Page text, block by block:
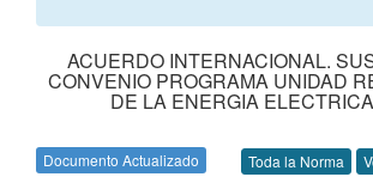
ACUERDO INTERNACIONAL.
CONVENIO PROGRAMA UNIDAD
DE LA ENERGIA
Documento Actualizado Toda la Norma